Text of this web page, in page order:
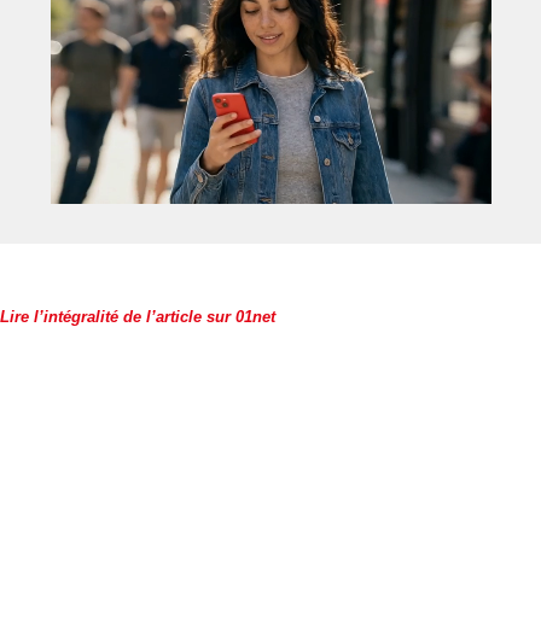
Lire l’intégralité de l’article sur 01net